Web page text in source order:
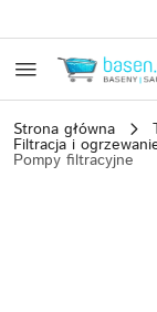
Strona główna
Filtracja i
Pompy filtracyjne